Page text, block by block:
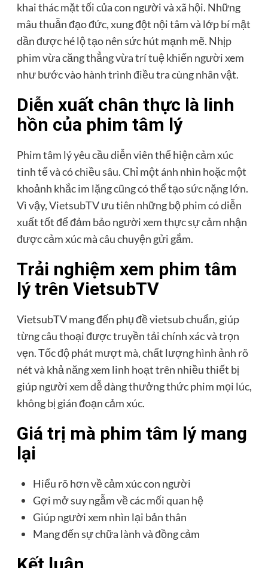
khai thác mặt tối của con người và xã hội. Những
mâu thuẫn đạo đức, xung đột nội tâm và lớp bí mật
dần được hé lộ tạo nên sức hút mạnh mẽ. Nhịp
phim vừa căng thẳng vừa trí tuệ khiến người xem
như bước vào hành trình điều tra cùng nhân vật.
Diễn xuất chân thực là linh
hồn của phim tâm lý
Phim tâm lý yêu cầu diễn viên thể hiện cảm xúc
tinh tế và có chiều sâu. Chỉ một ánh nhìn hoặc một
khoảnh khắc im lặng cũng có thể tạo sức nặng lớn.
Vì vậy, VietsubTV ưu tiên những bộ phim có diễn
xuất tốt để đảm bảo người xem thực sự cảm nhận
được cảm xúc mà câu chuyện gửi gắm.
Trải nghiệm xem phim tâm
lý trên VietsubTV
VietsubTV mang đến phụ đề vietsub chuẩn, giúp
từng câu thoại được truyền tải chính xác và trọn
vẹn. Tốc độ phát mượt mà, chất lượng hình ảnh rõ
nét và khả năng xem linh hoạt trên nhiều thiết bị
giúp người xem dễ dàng thưởng thức phim mọi lúc,
không bị gián đoạn cảm xúc.
Giá trị mà phim tâm lý mang
lại
Hiểu rõ hơn về cảm xúc con người
Gợi mở suy ngẫm về các mối quan hệ
Giúp người xem nhìn lại bản thân
Mang đến sự chữa lành và đồng cảm